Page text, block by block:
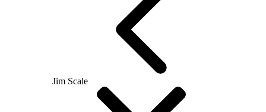
Jim Scale